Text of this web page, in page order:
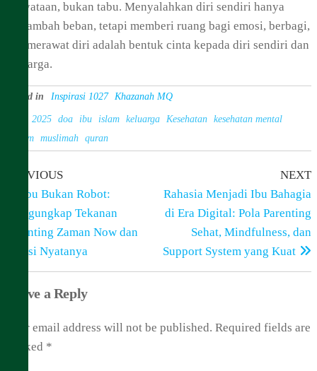
kenyataan, bukan tabu. Menyalahkan diri sendiri hanya
menambah beban, tetapi memberi ruang bagi emosi, berbagi,
dan merawat diri adalah bentuk cinta kepada diri sendiri dan
keluarga.
Posted in Inspirasi 1027 Khazanah MQ
2025 doa ibu islam keluarga Kesehatan kesehatan mental
muslim muslimah quran
Post
navigation
Previous
PREVIOUS
Ibu Bukan Robot:
Mengungkap Tekanan
Parenting Zaman Now dan
Solusi Nyatanya
NEXT
Rahasia Menjadi Ibu Bahagia
di Era Digital: Pola Parenting
Sehat, Mindfulness, dan
Support System yang Kuat
Leave a Reply
Your email address will not be published. Required fields are
marked *